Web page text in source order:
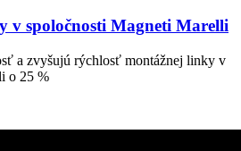
v spoločnosti Magneti Marelli
a zvyšujú rýchlosť montážnej linky v
o 25 %